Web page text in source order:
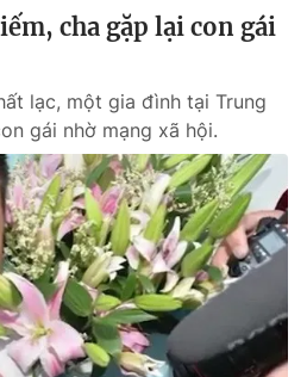
lai
cha gặp lại con gái
lạc, một gia đình tại Trung
gái nhờ mạng xã hội.